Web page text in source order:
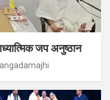
जप अनुष्ठान